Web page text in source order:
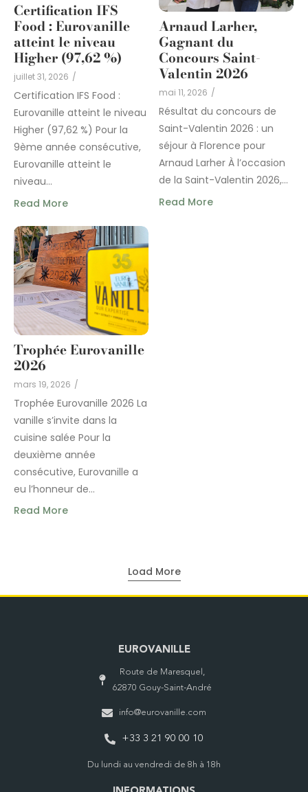
Certification IFS
Food : Eurovanille
atteint le niveau
Higher (97,62 %)
juillet 31, 2026 /
Certification IFS Food :
Eurovanille atteint le niveau
Higher (97,62 %) Pour la
9ème année consécutive,
Eurovanille atteint le
niveau...
Read More
Arnaud Larher,
Gagnant du
Concours Saint-
Valentin 2026
mai 11, 2026 /
Résultat du concours de
Saint-Valentin 2026 : un
séjour à Florence pour
Arnaud Larher À l’occasion
de la Saint-Valentin 2026,...
Read More
Trophée Eurovanille
2026
mars 19, 2026 /
Trophée Eurovanille 2026 La
vanille s’invite dans la
cuisine salée Pour la
deuxième année
consécutive, Eurovanille a
eu l’honneur de...
Read More
Load More
EUROVANILLE
Route de Maresquel,
62870 Gouy-Saint-André
info@eurovanille.com
+33 3 21 90 00 10
Du lundi au vendredi de 8h à 18h